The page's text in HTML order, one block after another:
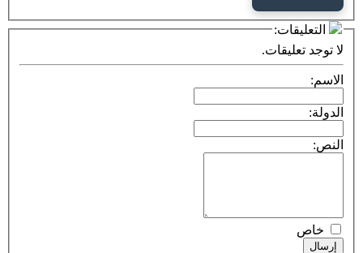
التعليقات:
لا توجد تعليقات.
الاسم:
الدولة:
النص:
خاص
إرسال